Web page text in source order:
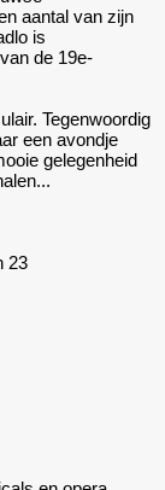
aantal van zijn
is
de 19e-
Tegenwoordig
een avondje
gelegenheid
23